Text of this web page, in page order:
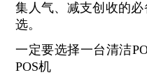
集人气、减支创收的
选。
一定要选择一台清洁
POS机